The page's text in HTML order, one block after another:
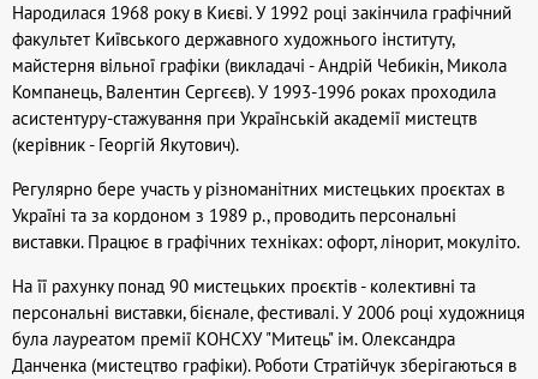
Народилася 1968 року в Києві. У 1992 році закінчила графічний
факультет Київського державного художнього інституту,
майстерня вільної графіки (викладачі - Андрій Чебикін, Микола
Компанець, Валентин Сергєєв). У 1993-1996 роках проходила
асистентуру-стажування при Українській академії мистецтв
(керівник - Георгій Якутович).
Регулярно бере участь у різноманітних мистецьких проєктах в
Україні та за кордоном з 1989 р., проводить персональні
виставки. Працює в графічних техніках: офорт, лінорит, мокуліто.
На її рахунку понад 90 мистецьких проєктів - колективні та
персональні виставки, бієнале, фестивалі. У 2006 році художниця
була лауреатом премії КОНСХУ "Митець" ім. Олександра
Данченка (мистецтво графіки). Роботи Стратійчук зберігаються в